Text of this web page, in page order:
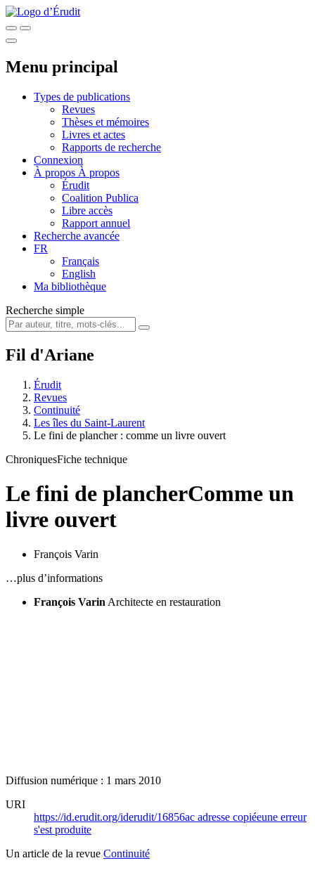
Menu principal
Types de publications
Revues
Thèses et mémoires
Livres et actes
Rapports de recherche
Connexion
À propos À propos
Érudit
Coalition Publica
Libre accès
Rapport annuel
Recherche avancée
FR
Français
English
Ma bibliothèque
Recherche simple
Fil d'Ariane
Érudit
Revues
Continuité
Les îles du Saint-Laurent
Le fini de plancher : comme un livre ouvert
ChroniquesFiche technique
Le fini de plancherComme un
livre ouvert
François Varin
…plus d’informations
François Varin Architecte en restauration
Diffusion numérique : 1 mars 2010
URI
https://id.erudit.org/iderudit/16856ac adresse copiéeune erreur
s'est produite
Un article de la revue Continuité